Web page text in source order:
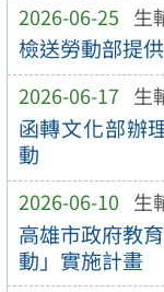
2026-06-25 生
檢送勞動部提
2026-06-17 生
函轉文化部辦
動
2026-06-10 生
高雄市政府教
動」實施計畫